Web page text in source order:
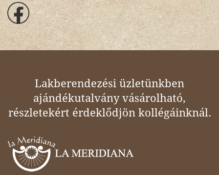
Lakberendezési üzletünkben
ajándékutalvány vásárolható,
részletekért érdeklődjön kollégáinknál.